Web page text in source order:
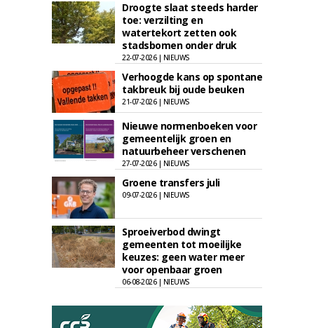
Droogte slaat steeds harder
toe: verzilting en
watertekort zetten ook
stadsbomen onder druk
22-07-2026 | NIEUWS
Verhoogde kans op spontane
takbreuk bij oude beuken
21-07-2026 | NIEUWS
Nieuwe normenboeken voor
gemeentelijk groen en
natuurbeheer verschenen
27-07-2026 | NIEUWS
Groene transfers juli
09-07-2026 | NIEUWS
Sproeiverbod dwingt
gemeenten tot moeilijke
keuzes: geen water meer
voor openbaar groen
06-08-2026 | NIEUWS